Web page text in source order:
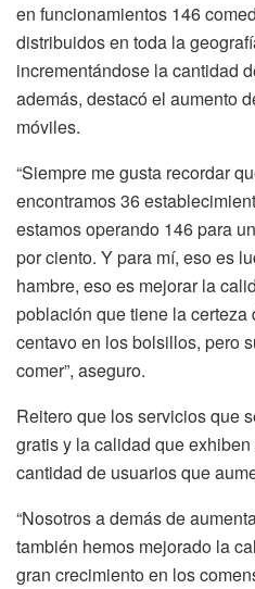
en funcionamientos 146
distribuidos en toda la
incrementándose la cantidad
además, destacó el aumento
móviles.
“Siempre me gusta recordar
encontramos 36
estamos operando 146 para
por ciento. Y para mí, eso es
hambre, eso es mejorar la
población que tiene la certeza
centavo en los bolsillos, pero
comer”, aseguro.
Reitero que los servicios que
gratis y la calidad que
cantidad de usuarios que
“Nosotros a demás de
también hemos mejorado la
gran crecimiento en los